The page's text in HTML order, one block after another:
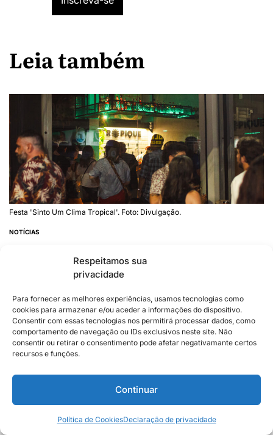
Respeitamos sua
privacidade
Para fornecer as melhores experiências, usamos tecnologias como
cookies para armazenar e/ou aceder a informações do dispositivo.
Consentir com essas tecnologias nos permitirá processar dados, como
comportamento de navegação ou IDs exclusivos neste site. Não
consentir ou retirar o consentimento pode afetar negativamante certos
recursos e funções.
Continuar
Política de CookiesDeclaração de privacidade
Leia também
Festa 'Sinto Um Clima Tropical'. Foto: Divulgação.
NOTÍCIAS
movimentam o Centro de Vitória neste
07/08/2026
Siga no Instagram